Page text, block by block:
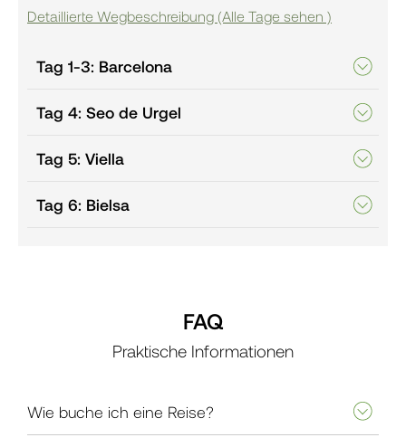
Detaillierte Wegbeschreibung (Alle Tage sehen )
Tag 1-3: Barcelona
Tag 4: Seo de Urgel
Tag 5: Viella
Tag 6: Bielsa
FAQ
Praktische Informationen
Wie buche ich eine Reise?